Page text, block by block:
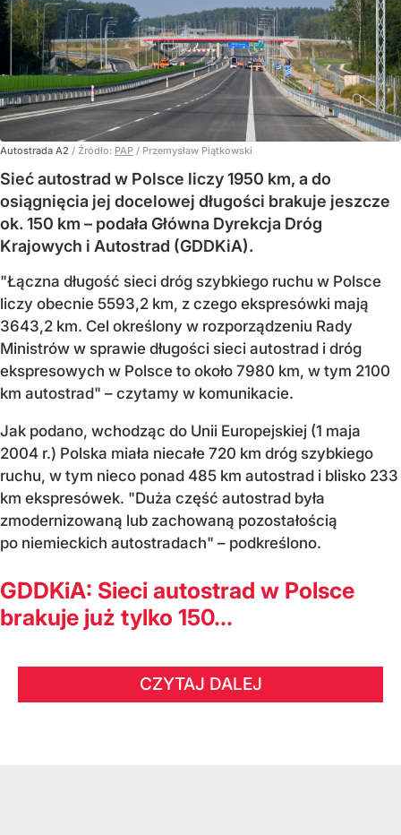
Autostrada A2 / Źródło: PAP / Przemysław Piątkowski
Sieć autostrad w Polsce liczy 1950 km, a do
osiągnięcia jej docelowej długości brakuje jeszcze
ok. 150 km – podała Główna Dyrekcja Dróg
Krajowych i Autostrad (GDDKiA).
"Łączna długość sieci dróg szybkiego ruchu w Polsce
liczy obecnie 5593,2 km, z czego ekspresówki mają
3643,2 km. Cel określony w rozporządzeniu Rady
Ministrów w sprawie długości sieci autostrad i dróg
ekspresowych w Polsce to około 7980 km, w tym 2100
km autostrad" – czytamy w komunikacie.
Jak podano, wchodząc do Unii Europejskiej (1 maja
2004 r.) Polska miała niecałe 720 km dróg szybkiego
ruchu, w tym nieco ponad 485 km autostrad i blisko 233
km ekspresówek. "Duża część autostrad była
zmodernizowaną lub zachowaną pozostałością
po niemieckich autostradach" – podkreślono.
GDDKiA: Sieci autostrad w Polsce
brakuje już tylko 150...
CZYTAJ DALEJ